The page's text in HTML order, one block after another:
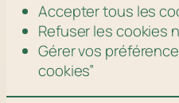
Accepter tous les
Refuser les cookies
Gérer vos
cookies”